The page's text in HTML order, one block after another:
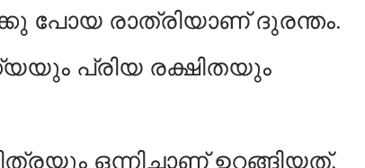
പോയ രാത്രിയാണ് ദുരന്തം.
പ്രിയ രക്ഷിതയും
ഒന്നിച്ചാണ് ഉറങ്ങിയത്.